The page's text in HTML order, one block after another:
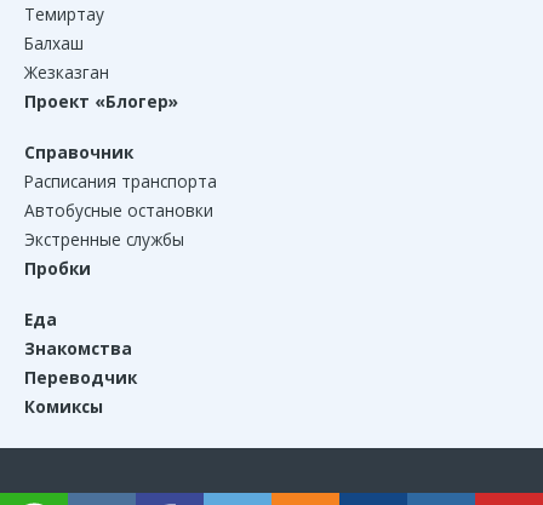
Темиртау
Балхаш
Жезказган
Проект «Блогер»
Справочник
Расписания транспорта
Автобусные остановки
Экстренные службы
Пробки
Еда
Знакомства
Переводчик
Комиксы